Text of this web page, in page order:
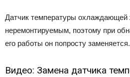
Датчик температуры охлаждающей
неремонтируемым, поэтому при
его работы он попросту заменяется.
Видео: Замена датчика